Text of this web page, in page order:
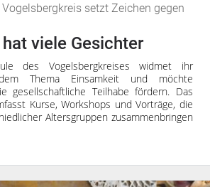
setzt Zeichen gegen
viele Gesichter
des Vogelsbergkreises widmet ihr
Thema Einsamkeit und möchte
gesellschaftliche Teilhabe fördern. Das
Kurse, Workshops und Vorträge, die
Altersgruppen zusammenbringen